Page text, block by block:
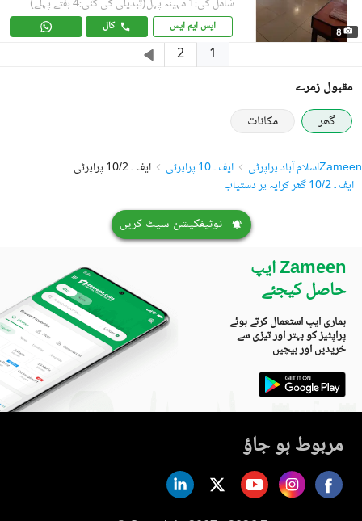
8 ایس ایم ایس کال
1
2
مقبول زمرے
گھر
مکانات
Zameenاسلام آباد پراپرٹی ایف ۔ 10 پراپرٹی
ایف ۔ 10/2 پراپرٹی
ایف ۔ 10/2 گھر کرایہ پر دستیاب
نوٹیفکیشن سیٹ کریں
Zameen ایپ
حاصل کیجئے
ہماری ایپ استعمال کرتے ہوئے
پراپٹیز کو بہتر اور تیزی سے
خریدیں اور بیچیں
مربوط ہو جاؤ